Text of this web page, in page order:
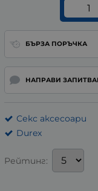
БЪРЗА ПОРЪЧКА
НАПРАВИ
Секс аксесоари
Durex
Рейтинг: